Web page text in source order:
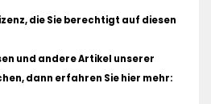
die Sie berechtigt auf diesen
und andere Artikel unserer
dann erfahren Sie hier mehr: